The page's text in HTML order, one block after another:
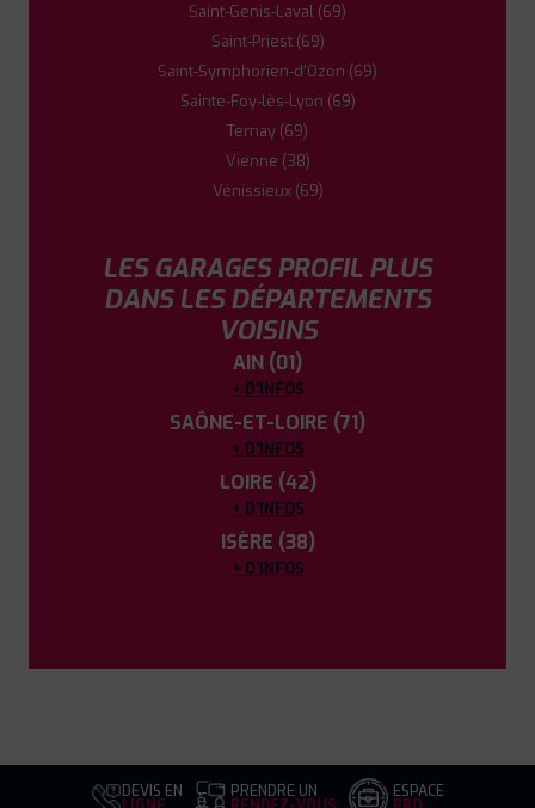
Saint-Genis-Laval (69)
Saint-Priest (69)
Saint-Symphorien-d'Ozon (69)
Sainte-Foy-lès-Lyon (69)
Ternay (69)
Vienne (38)
Vénissieux (69)
LES GARAGES PROFIL PLUS
DANS LES DÉPARTEMENTS
VOISINS
AIN (01)
+ D'INFOS
SAÔNE-ET-LOIRE (71)
+ D'INFOS
LOIRE (42)
+ D'INFOS
ISÈRE (38)
+ D'INFOS
DEVIS EN PRENDRE UN ESPACE